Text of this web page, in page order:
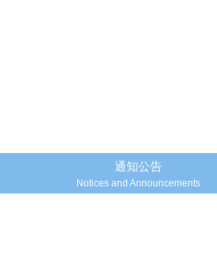
通知公告
Notices and Announcements